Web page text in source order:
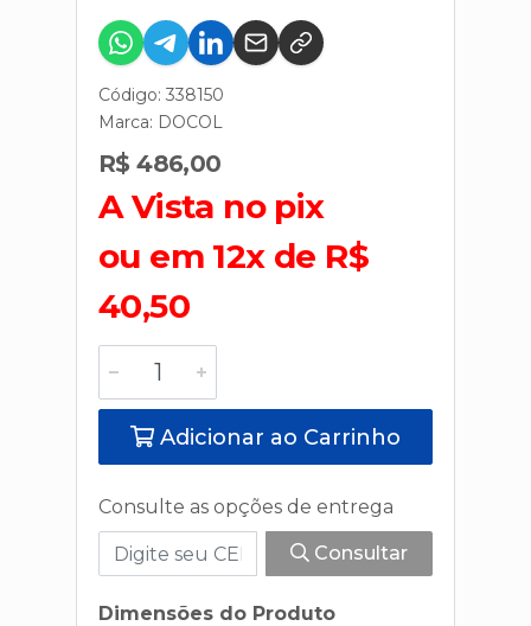
Código: 338150
Marca: DOCOL
R$ 486,00
A Vista no pix
ou em 12x de R$
40,50
Adicionar ao Carrinho
Consulte as opções de entrega
Consultar
Dimensões do Produto